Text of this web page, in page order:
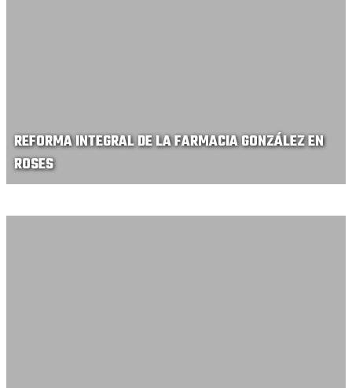
REFORMA INTEGRAL DE LA FARMACIA GONZÁLEZ EN
ROSES